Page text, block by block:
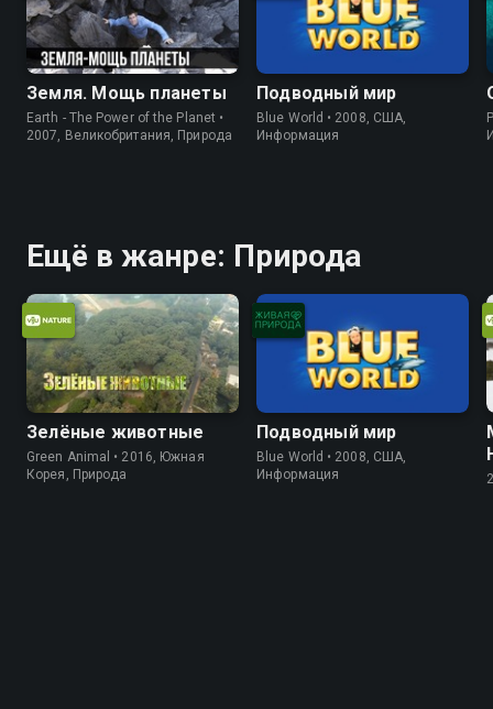
Земля. Мощь планеты
Earth - The Power of the Planet •
2007, Великобритания, Природа
Подводный мир
Blue World • 2008, США,
Информация
Ещё в жанре: Природа
Зелёные животные
Green Animal • 2016, Южная
Корея, Природа
Подводный мир
Blue World • 2008, США,
Информация